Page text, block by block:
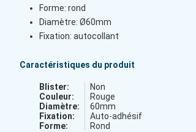
Forme: rond
Diamètre: Ø60mm
Fixation: autocollant
Caractéristiques du produit
Blister:
Non
Couleur:
Rouge
Diamètre:
60mm
Fixation:
Auto-adhésif
Forme:
Rond